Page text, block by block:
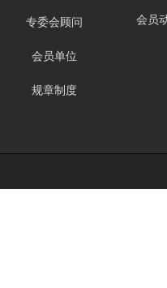
专委会顾问
会员单位
规章制度
会员